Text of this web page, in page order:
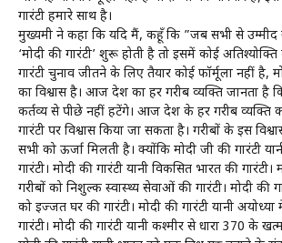
गारंटी हमारे साथ है।
मुख्यमंत्री ने कहा कि यदि मैं, कहूँ कि ”जब सभी से
‘मोदी की गारंटी’ शुरू होती है तो इसमें कोई अतिश्योक्ति
गारंटी चुनाव जीतने के लिए तैयार कोई फॉर्मूला नहीं है,
का विश्वास है। आज देश का हर गरीब व्यक्ति जानता है
कर्तव्य से पीछे नहीं हटेंगे। आज देश के हर गरीब व्यक्ति
गारंटी पर विश्वास किया जा सकता है। गरीबों के इस
सभी को ऊर्जा मिलती है। क्योंकि मोदी जी की गारंटी
गारंटी। मोदी की गारंटी यानी विकसित भारत की गारंटी।
गरीबों को निशुल्क स्वास्थ्य सेवाओं की गारंटी। मोदी की
को इज्जत घर की गारंटी। मोदी की गारंटी यानी अयोध्या
गारंटी। मोदी की गारंटी यानी कश्मीर से धारा 370 के